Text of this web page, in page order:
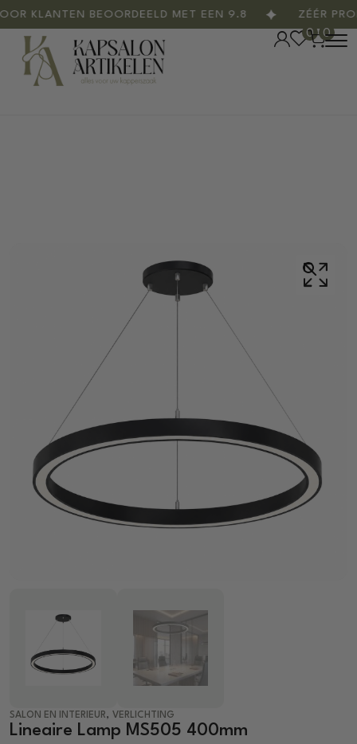
KLANTEN BEOORDEELD MET EEN 9.8 ZÉÉR
0 0
SALON EN INTERIEUR, VERLICHTING
Lineaire Lamp MS505 400mm